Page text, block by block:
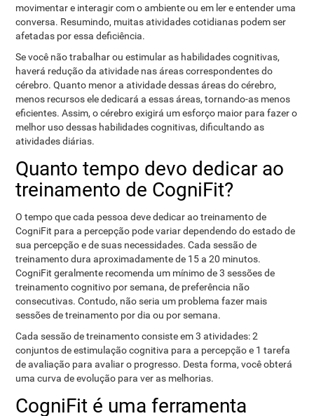
movimentar e interagir com o ambiente ou em ler e entender uma
conversa. Resumindo, muitas atividades cotidianas podem ser
afetadas por essa deficiência.
Se você não trabalhar ou estimular as habilidades cognitivas,
haverá redução da atividade nas áreas correspondentes do
cérebro. Quanto menor a atividade dessas áreas do cérebro,
menos recursos ele dedicará a essas áreas, tornando-as menos
eficientes. Assim, o cérebro exigirá um esforço maior para fazer o
melhor uso dessas habilidades cognitivas, dificultando as
atividades diárias.
Quanto tempo devo dedicar ao
treinamento de CogniFit?
O tempo que cada pessoa deve dedicar ao treinamento de
CogniFit para a percepção pode variar dependendo do estado de
sua percepção e de suas necessidades. Cada sessão de
treinamento dura aproximadamente de 15 a 20 minutos.
CogniFit geralmente recomenda um mínimo de 3 sessões de
treinamento cognitivo por semana, de preferência não
consecutivas. Contudo, não seria um problema fazer mais
sessões de treinamento por dia ou por semana.
Cada sessão de treinamento consiste em 3 atividades: 2
conjuntos de estimulação cognitiva para a percepção e 1 tarefa
de avaliação para avaliar o progresso. Desta forma, você obterá
uma curva de evolução para ver as melhorias.
CogniFit é uma ferramenta